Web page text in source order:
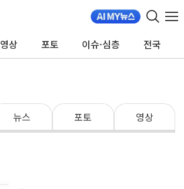
영상 포토 이슈·심층 전국
뉴스 포토 영상